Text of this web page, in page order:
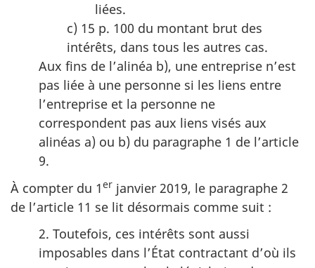
liées.
c) 15 p. 100 du montant brut des
intérêts, dans tous les autres cas.
Aux fins de l’alinéa b), une entreprise n’est
pas liée à une personne si les liens entre
l’entreprise et la personne ne
correspondent pas aux liens visés aux
alinéas a) ou b) du paragraphe 1 de l’article
9.
À compter du 1er janvier 2019, le paragraphe 2
de l’article 11 se lit désormais comme suit :
2. Toutefois, ces intérêts sont aussi
imposables dans l’État contractant d’où ils